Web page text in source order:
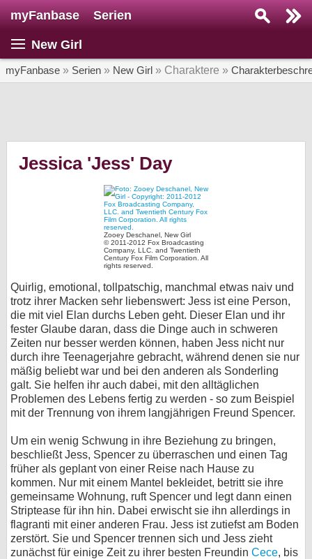
myFanbase Serien
New Girl
myFanbase » Serien » New Girl » Charaktere »
Jessica 'Jess' Day
Zooey Deschanel, New Girl
© 2011-2012 Fox Broadcasting
Company, LLC. and Twentieth
Century Fox Film Corporation. All
rights reserved.
Quirlig, emotional, tollpatschig, manchmal etwas naiv und
trotz ihrer Macken sehr liebenswert: Jess ist eine Person,
die mit viel Elan durchs Leben geht. Dieser Elan und ihr
fester Glaube daran, dass die Dinge auch in schweren
Zeiten nur besser werden können, haben Jess nicht nur
durch ihre Teenagerjahre gebracht, während denen sie nur
mäßig beliebt war und bei den anderen als Sonderling
galt. Sie helfen ihr auch dabei, mit den alltäglichen
Problemen des Lebens fertig zu werden - so zum Beispiel
mit der Trennung von ihrem langjährigen Freund Spencer.
Um ein wenig Schwung in ihre Beziehung zu bringen,
beschließt Jess, Spencer zu überraschen und einen Tag
früher als geplant von einer Reise nach Hause zu
kommen. Nur mit einem Mantel bekleidet, betritt sie ihre
gemeinsame Wohnung, ruft Spencer und legt dann einen
Striptease für ihn hin. Dabei erwischt sie ihn allerdings in
flagranti mit einer anderen Frau. Jess ist zutiefst am Boden
zerstört. Sie und Spencer trennen sich und Jess zieht
zunächst für einige Zeit zu ihrer besten Freundin Cece, bis
SERIEN
KULTUR
Specials
SERVICE
Gewinnspiele
Forum
bei X
bei Facebook
Kontakt
Nutzungsbedingungen
Datenschutz
Cookie-Einstellungen
Impressum
Desktop-Ansicht